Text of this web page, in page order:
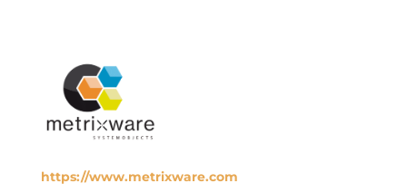
https://www.metrixware.com